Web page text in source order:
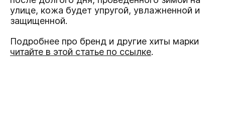
улице, кожа будет упругой, увлажненной и
защищенной.
Подробнее про бренд и другие хиты марки
читайте в этой статье по ссылке.